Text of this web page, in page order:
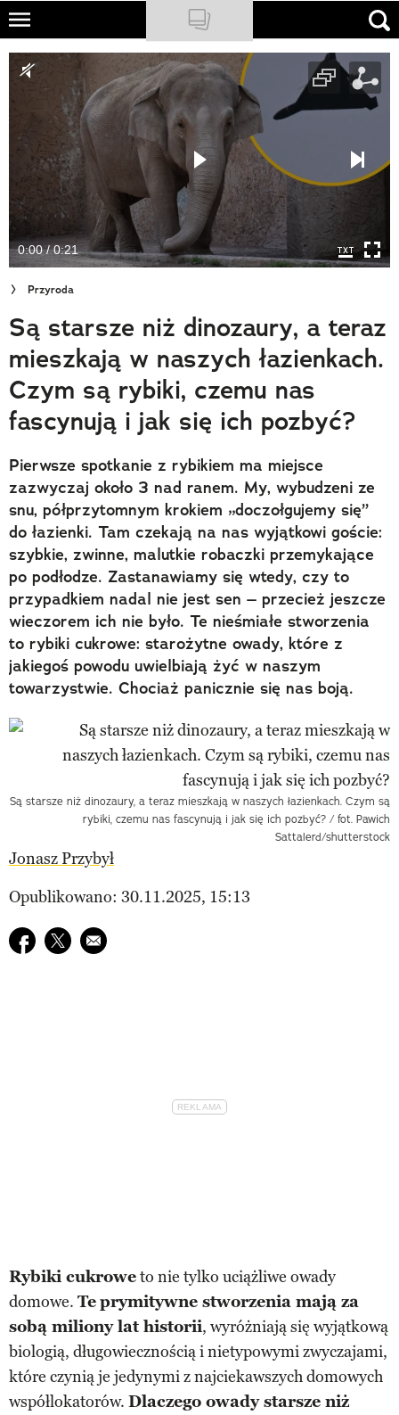
Skip
main
content
NATIONAL GEOGRAPHIC
TRAVELER
PODCASTY
Sklep
Newsletter
Cuda Polski
Wielki Konkurs Fotograficzny
Trendbook Podróżniczy
Polecane
0:00 / 0:21
Przyroda
Są starsze niż dinozaury, a teraz
mieszkają w naszych łazienkach.
Czym są rybiki, czemu nas
fascynują i jak się ich pozbyć?
Pierwsze spotkanie z rybikiem ma miejsce
zazwyczaj około 3 nad ranem. My, wybudzeni ze
snu, półprzytomnym krokiem „doczołgujemy się”
do łazienki. Tam czekają na nas wyjątkowi goście:
szybkie, zwinne, malutkie robaczki przemykające
po podłodze. Zastanawiamy się wtedy, czy to
przypadkiem nadal nie jest sen – przecież jeszcze
wieczorem ich nie było. Te nieśmiałe stworzenia
to rybiki cukrowe: starożytne owady, które z
jakiegoś powodu uwielbiają żyć w naszym
towarzystwie. Chociaż panicznie się nas boją.
Są starsze niż dinozaury, a teraz mieszkają w naszych łazienkach. Czym są
rybiki, czemu nas fascynują i jak się ich pozbyć? / fot. Pawich
Sattalerd/shutterstock
Jonasz Przybył
Opublikowano: 30.11.2025, 15:13
Udostępnij na facebook
Udostępnij na twitter
E-mail do przyjaciela
Rybiki cukroweto nie tylko uciążliwe owady
domowe. Teprymitywne stworzenia mają za
sobą miliony lat historii, wyróżniają się wyjątkową
biologią, długowiecznością i nietypowymi zwyczajami,
które czynią je jedynymi z najciekawszych domowych
współlokatorów. Dlaczego owady starsze niż